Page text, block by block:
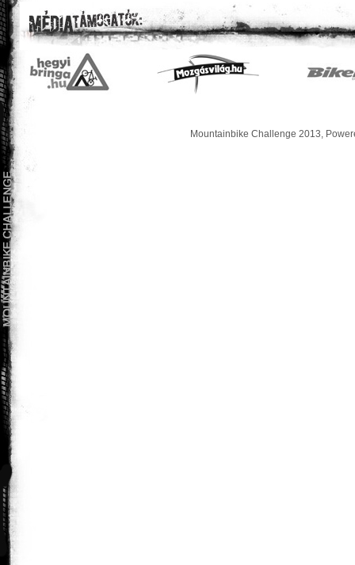
Mountainbike Challenge 2013,